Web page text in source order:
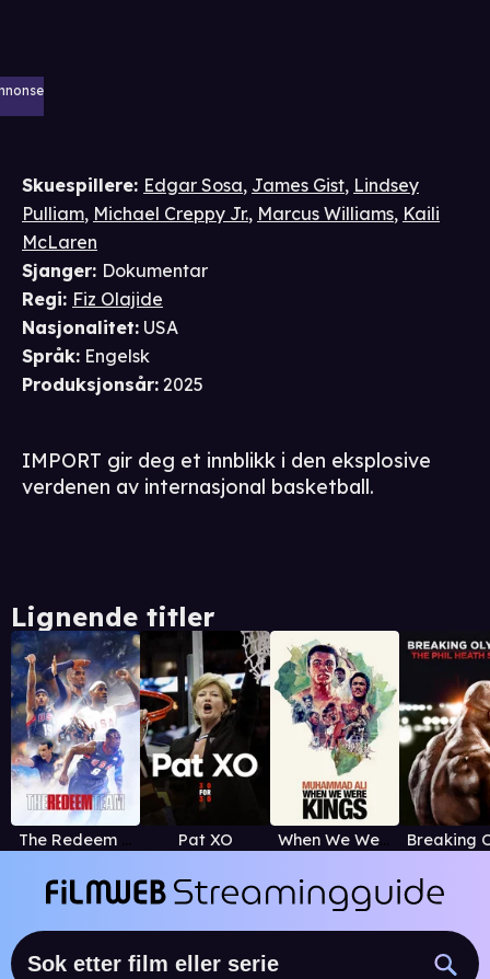
Skuespillere: Edgar Sosa, James Gist, Lindsey
Pulliam, Michael Creppy Jr., Marcus Williams, Kaili
McLaren
Sjanger: Dokumentar
Regi: Fiz Olajide
Nasjonalitet: USA
Språk: Engelsk
Produksjonsår: 2025
IMPORT gir deg et innblikk i den eksplosive
verdenen av internasjonal basketball.
Lignende titler
The Redeem Team Pat XO When We Were Kings